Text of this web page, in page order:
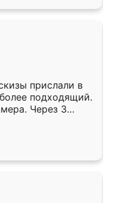
прислали в
подходящий.
Через 3
Остались
Ренессанс